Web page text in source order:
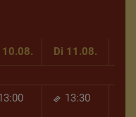
10.08. Di 11.08.
13:30